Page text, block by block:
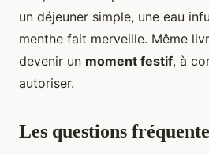
un déjeuner simple, une eau
menthe fait merveille. Même
devenir un moment festif, à
autoriser.
Les questions